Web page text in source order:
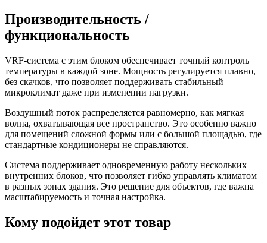
Производительность /
функциональность
VRF-система с этим блоком обеспечивает точный контроль
температуры в каждой зоне. Мощность регулируется плавно,
без скачков, что позволяет поддерживать стабильный
микроклимат даже при изменении нагрузки.
Воздушный поток распределяется равномерно, как мягкая
волна, охватывающая все пространство. Это особенно важно
для помещений сложной формы или с большой площадью, где
стандартные кондиционеры не справляются.
Система поддерживает одновременную работу нескольких
внутренних блоков, что позволяет гибко управлять климатом
в разных зонах здания. Это решение для объектов, где важна
масштабируемость и точная настройка.
Кому подойдет этот товар